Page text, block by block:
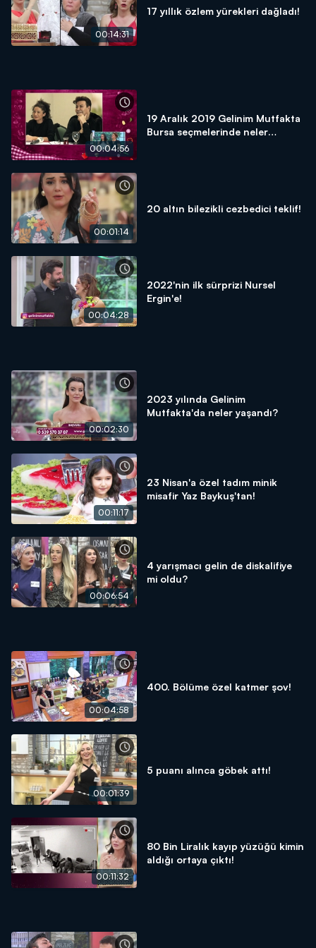
00:14:31
17 yıllık özlem yürekleri dağladı!
00:04:56
19 Aralık 2019 Gelinim Mutfakta
Bursa seçmelerinde neler
00:01:14
20 altın bilezikli cezbedici teklif!
00:04:28
2022'nin ilk sürprizi Nursel
Ergin'e!
00:02:30
2023 yılında Gelinim
Mutfakta'da neler yaşandı?
00:11:17
23 Nisan'a özel tadım minik
misafir Yaz Baykuş'tan!
00:06:54
4 yarışmacı gelin de diskalifiye
mi oldu?
00:04:58
400. Bölüme özel katmer şov!
00:01:39
5 puanı alınca göbek attı!
00:11:32
80 Bin Liralık kayıp yüzüğü kimin
aldığı ortaya çıktı!